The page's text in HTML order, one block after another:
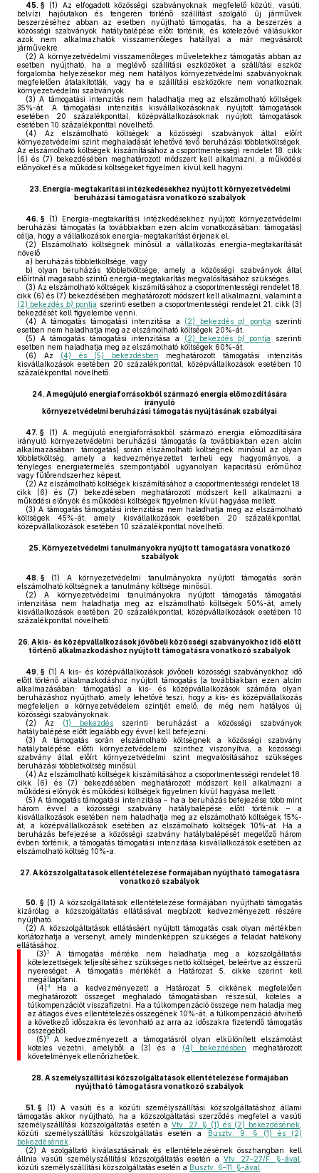
45. § (1)
Az elfogadott közösségi szabványoknak megfelelő közúti, vasúti,
belvízi hajóutakon és tengeren történő szállítást szolgáló új járművek
beszerzéséhez abban az esetben nyújtható támogatás, ha a beszerzés a
közösségi szabványok hatálybalépése előtt történik, és kötelezővé válásukkor
azok nem alkalmazhatók visszamenőleges hatállyal a már megvásárolt
járművekre.
(2) A környezetvédelmi visszamenőleges műveletekhez támogatás abban az
esetben nyújtható, ha a meglévő szállítási eszközöket a szállítási eszköz
forgalomba helyezésekor még nem hatályos környezetvédelmi szabványoknak
megfelelően átalakították, vagy ha e szállítási eszközökre nem vonatkoznak
környezetvédelmi szabványok.
(3) A támogatási intenzitás nem haladhatja meg az elszámolható költségek
35%-át. A támogatási intenzitás kisvállalkozásoknak nyújtott támogatások
esetében 20 százalékponttal, középvállalkozásoknak nyújtott támogatások
esetében 10 százalékponttal növelhető.
(4) Az elszámolható költségek a közösségi szabványok által előírt
környezetvédelmi szint meghaladását lehetővé tevő beruházási többletköltségek.
Az elszámolható költségek kiszámításához a csoportmentességi rendelet 18. cikk
(6) és (7) bekezdésében meghatározott módszert kell alkalmazni, a működési
előnyöket és a működési költségeket figyelmen kívül kell hagyni.
23. Energia-megtakarítási intézkedésekhez nyújtott környezetvédelmi
beruházási támogatásra vonatkozó szabályok
46. § (1) Energia-megtakarítási intézkedésekhez nyújtott környezetvédelmi
beruházási támogatás (a továbbiakban ezen alcím vonatkozásában: támogatás)
célja, hogy a vállalkozások energia-megtakarítást érjenek el.
(2) Elszámolható költségnek minősül a vállalkozás energia-megtakarítását
növelő
a) beruházás többletköltsége, vagy
b) olyan beruházás többletköltsége, amely a közösségi szabványok által
előírtnál magasabb szintű energia-megtakarítás megvalósításához szükséges.
(3) Az elszámolható költségek kiszámításához a csoportmentességi rendelet 18.
cikk (6) és (7) bekezdésében meghatározott módszert kell alkalmazni, valamint a
(2) bekezdés b) pontja szerinti esetben a csoportmentességi rendelet 21. cikk (3)
bekezdését kell figyelembe venni.
(4) A támogatás támogatási intenzitása a (2) bekezdés a) pontja szerinti
esetben nem haladhatja meg az elszámolható költségek 20%-át.
(5) A támogatás támogatási intenzitása a (2) bekezdés b) pontja
szerinti
esetben nem haladhatja meg az elszámolható költségek 60%-át.
(6) Az (4) és (5) bekezdésben meghatározott támogatási intenzitás
kisvállalkozások esetében 20 százalékponttal, középvállalkozások esetében 10
százalékponttal növelhető.
24. A megújuló energiaforrásokból származó energia előmozdítására
irányuló
környezetvédelmi beruházási támogatás nyújtásának szabályai
47. § (1) A megújuló energiaforrásokból származó energia előmozdítására
irányuló környezetvédelmi beruházási támogatás (a továbbiakban ezen alcím
alkalmazásában: támogatás) során elszámolható költségnek minősül az olyan
többletköltség, amely a kedvezményezettet terheli egy hagyományos, a
tényleges energiatermelés szempontjából ugyanolyan kapacitású erőműhöz
vagy fűtőrendszerhez képest.
(2) Az elszámolható költségek kiszámításához a csoportmentességi rendelet 18.
cikk (6) és (7) bekezdésében meghatározott módszert kell alkalmazni a
működési előnyök és működési költségek figyelmen kívül hagyása mellett.
(3) A támogatás támogatási intenzitása nem haladhatja meg az elszámolható
költségek 45%-át, amely kisvállalkozások esetében 20 százalékponttal,
középvállalkozások esetében 10 százalékponttal növelhető.
25. Környezetvédelmi tanulmányokra nyújtott támogatásra vonatkozó
szabályok
48. § (1)
A környezetvédelmi tanulmányokra nyújtott támogatás során
elszámolható költségnek a tanulmány költsége minősül.
(2) A környezetvédelmi tanulmányokra nyújtott támogatás támogatási
intenzitása nem haladhatja meg az elszámolható költségek 50%-át, amely
kisvállalkozások esetében 20 százalékponttal, középvállalkozások esetében 10
százalékponttal növelhető.
26. A kis- és középvállalkozások jövőbeli közösségi szabványokhoz idő előtt
történő alkalmazkodáshoz nyújtott támogatásra vonatkozó szabályok
49. § (1) A kis- és középvállalkozások jövőbeli közösségi szabványokhoz idő
előtt történő alkalmazkodáshoz nyújtott támogatás (a továbbiakban ezen alcím
alkalmazásában: támogatás) a kis- és középvállalkozások számára olyan
beruházáshoz nyújtható, amely lehetővé teszi, hogy a kis- és középvállalkozás
megfeleljen a környezetvédelem szintjét emelő, de még nem hatályos új
közösségi szabványoknak.
(2) Az (1) bekezdés szerinti beruházást a közösségi szabványok
hatálybalépése előtt legalább egy évvel kell befejezni.
(3) A támogatás során elszámolható költségnek a közösségi szabvány
hatálybalépése előtti környezetvédelemi szinthez viszonyítva, a közösségi
szabvány által előírt környezetvédelmi szint megvalósításához szükséges
beruházási többletköltség minősül.
(4) Az elszámolható költségek kiszámításához a csoportmentességi rendelet 18.
cikk (6) és (7) bekezdésében meghatározott módszert kell alkalmazni a
működési előnyök és működési költségek figyelmen kívül hagyása mellett.
(5) A támogatás támogatási intenzitása – ha a beruházás befejezése több mint
három évvel a közösségi szabvány hatálybalépése előtt történik – a
kisvállalkozások esetében nem haladhatja meg az elszámolható költségek 15%-
át, a középvállalkozások esetében az elszámolható költségek 10%-át. Ha a
beruházás befejezése a közösségi szabvány hatálybalépését megelőző három
évben történik, a támogatás támogatási intenzitása kisvállalkozások esetében az
elszámolható költség 10%-a.
27. A közszolgáltatások ellentételezése formájában nyújtható támogatásra
vonatkozó szabályok
50. § (1) A közszolgáltatások ellentételezése formájában nyújtható támogatás
kizárólag a közszolgáltatás ellátásával megbízott kedvezményezett részére
nyújtható.
(2) A közszolgáltatások ellátásáért nyújtott támogatás csak olyan mértékben
korlátozhatja a versenyt, amely mindenképpen szükséges a feladat hatékony
ellátásához.
(3)3A támogatás mértéke nem haladhatja meg a közszolgáltatási
kötelezettségek teljesítéséhez szükséges nettó költséget, beleértve az ésszerű
nyereséget. A támogatás mértékét a Határozat 5. cikke szerint kell
megállapítani.
(4)4Ha a kedvezményezett a Határozat 5. cikkének megfelelően
meghatározott összeget meghaladó támogatásban részesül, köteles a
túlkompenzációt visszafizetni. Ha a túlkompenzáció összege nem haladja meg
az átlagos éves ellentételezés összegének 10%-át, a túlkompenzáció átvihető
a következő időszakra és levonható az arra az időszakra fizetendő támogatás
összegéből.
(5)5A kedvezményezett a támogatásról olyan elkülönített elszámolást
köteles vezetni, amelyből a (3) és a (4) bekezdésben meghatározott
követelmények ellenőrizhetőek.
28. A személyszállítási közszolgáltatások ellentételezése formájában
nyújtható támogatásra vonatkozó szabályok
51. § (1) A vasúti és a közúti személyszállítási közszolgáltatáshoz állami
támogatás akkor nyújtható, ha a közszolgáltatási szerződés megfelel a vasúti
személyszállítási közszolgáltatás esetén a Vtv. 27. § (1) és (2) bekezdésének
közúti személyszállítási közszolgáltatás esetén a
Busztv. 9. § (1) és (2)
bekezdésének
(2) A szolgáltató kiválasztásának és ellentételezésének összhangban kell
állnia vasúti személyszállítási közszolgáltatás esetén a Vtv. 27–27/F. §-ával
közúti személyszállítási közszolgáltatás esetén a Busztv. 6–11. §-ával